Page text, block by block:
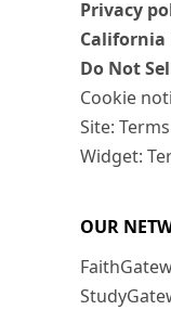
Privacy
California
Do Not
Cookie
Site:
Widget:
OUR